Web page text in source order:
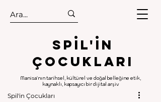
.
.
Spıl'in
Çocukları
Manisa'nın tarihsel, kültürel ve doğal belleğine etik,
kaynaklı, kapsayıcı bir dijital arşiv
Spil'in Çocukları